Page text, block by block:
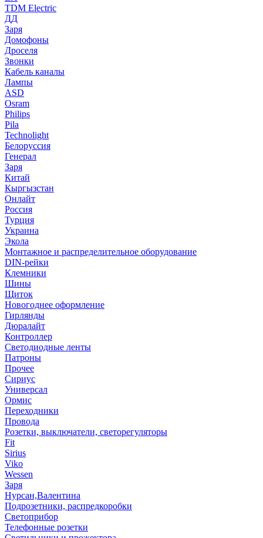
TDM Electric
ДД
Заря
Домофоны
Дроселя
Звонки
Кабель каналы
Лампы
ASD
Osram
Philips
Pila
Technolight
Белоруссия
Генерал
Заря
Китай
Кыргызстан
Онлайт
Россия
Турция
Украина
Экола
Монтажное и распределительное оборудование
DIN-рейки
Клемники
Шины
Щиток
Новогоднее оформление
Гирлянды
Дюралайт
Контроллер
Светодиодные ленты
Патроны
Прочее
Сириус
Универсал
Ормис
Переходники
Провода
Розетки, выключатели, светорегуляторы
Fit
Sirius
Viko
Wessen
Заря
Нурсан,Валентина
Подрозетники, распредкоробки
Светоприбор
Телефонные розетки